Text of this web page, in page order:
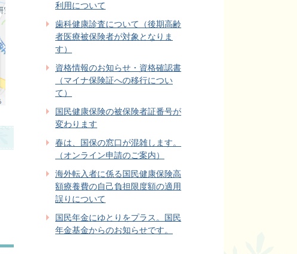
利用について
歯科健康診査について（後期高齢
者医療被保険者が対象となりま
す）
資格情報のお知らせ・資格確認書
（マイナ保険証への移行につい
て）
国民健康保険の被保険者証番号が
変わります
春は、国保の窓口が混雑します。
（オンライン申請のご案内）
海外転入者に係る国民健康保険高
額療養費の自己負担限度額の適用
誤りについて
国民年金にゆとりをプラス。国民
年金基金からのお知らせです。